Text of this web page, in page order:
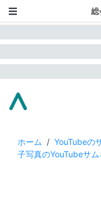
総
ホーム / YouTubeの
子写真のYouTubeサム